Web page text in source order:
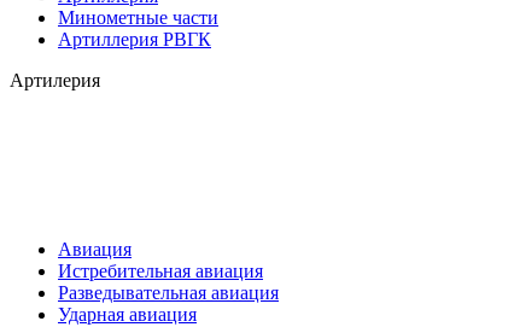
Минометные части
Артиллерия РВГК
Артилерия
Авиация
Истребительная авиация
Разведывательная авиация
Ударная авиация